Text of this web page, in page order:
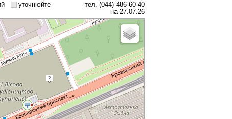
уточнюйте
тел. (044) 486-60-40
на 27.07.26